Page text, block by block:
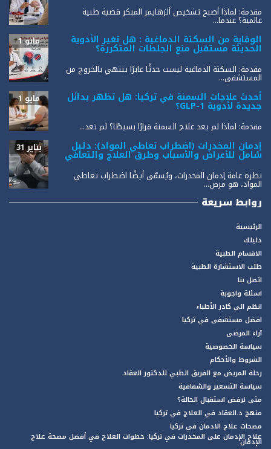
مقدمة: لماذا أصبح تشخيص ألزهايمر المبكر قضية طبية
عالمية؟ عندما...
الوقاية من السكتة الدماغية : هل تغير الأدوية
الحديثة مستقبل منع الجلطات المتكررة؟
مايو 1
مقدمة: السكتة الدماغية ليست حدثًا عابرًا ينتهي بالخروج من
المستشفى...
أحدث علاجات السمنة في تركيا: هل تظهر بدائل
جديدة لأدوية GLP-1؟
مايو 1
مقدمة: لماذا لم يعد علاج السمنة قرارًا بسيطًا؟ لم تعد...
إدمان المخدرات (اضطراب تعاطي المواد): دليل
شامل للأعراض والأسباب وطرق العلاج والتعافي
يناير 31
نظرة عامة إدمان المخدرات، ويُسمّى أيضًا اضطراب تعاطي
المواد، هو مرض...
روابط سريعة
الرئيسية
دليلك
الاقسام الطبية
طلب الاستشارة الطبية
اتصل بنا
اسئلة واجوبة
انظم الى كادر الأطباء
افضل مستشفى في تركيا
آراء المرضى
سياسة الخصوصية
الشروط والأحكام
رحلة المريض مع الفريق الطبي للدكتور العقاد
سياسة التسعير والشفافية
متى نرفض استقبال الحالة؟
منهج د.العقاد في العلاج في تركيا
مصحات علاج الادمان في تركيا
علاج الإدمان على المخدرات في تركيا: خطوات العلاج في أفضل مصحة علاج
الإدمان